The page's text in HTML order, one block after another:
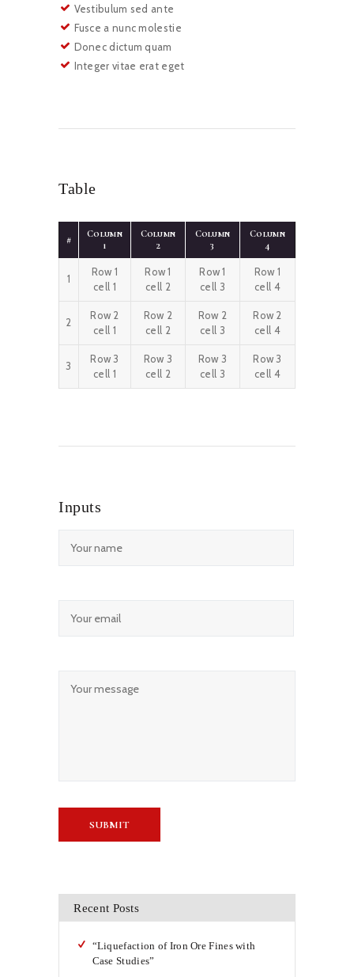
Vestibulum sed ante
Fusce a nunc molestie
Donec dictum quam
Integer vitae erat eget
Table
#
Column
1
Column
2
Column
3
Column
4
1
Row 1
cell 1
Row 1
cell 2
Row 1
cell 3
Row 1
cell 4
2
Row 2
cell 1
Row 2
cell 2
Row 2
cell 3
Row 2
cell 4
3
Row 3
cell 1
Row 3
cell 2
Row 3
cell 3
Row 3
cell 4
Inputs
Recent Posts
“Liquefaction of Iron Ore Fines with
Case Studies”